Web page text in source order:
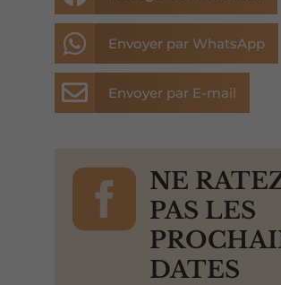
 Envoyer par WhatsApp
 Envoyer par E-mail

NE
PAS LES
DATES